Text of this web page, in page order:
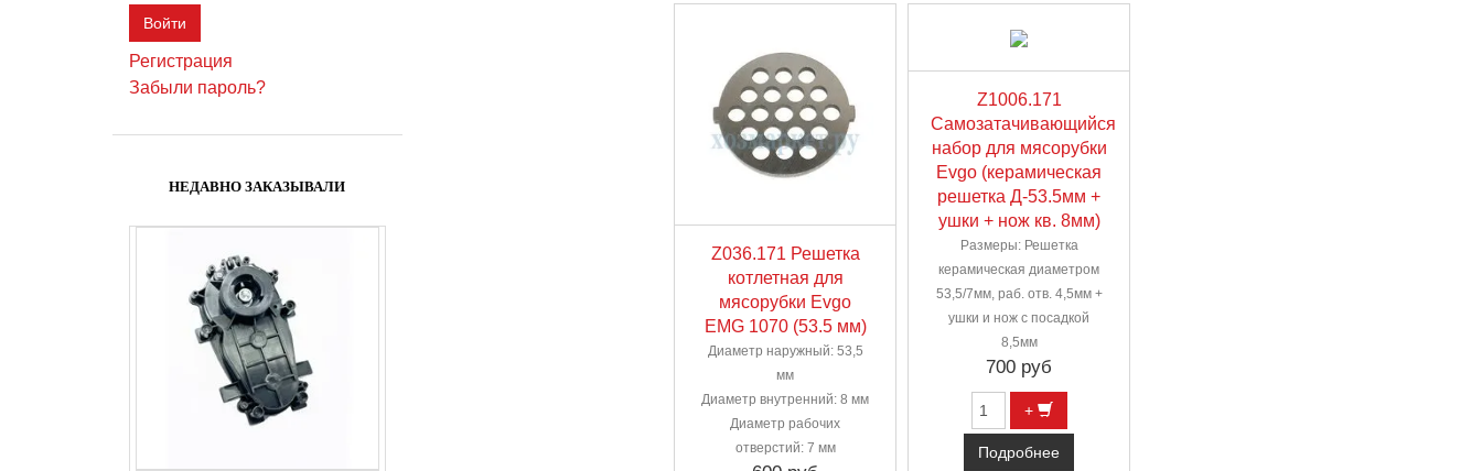
Z036.171 Решетка
котлетная для
мясорубки Evgo
EMG 1070 (53.5 мм)
Диаметр наружный: 53,5
мм
Диаметр внутренний: 8 мм
Диаметр рабочих
отверстий: 7 мм
Z1006.171
Самозатачивающийся
набор для мясорубки
Evgo (керамическая
решетка Д-53.5мм +
ушки + нож кв. 8мм)
Размеры: Решетка
керамическая диаметром
53,5/7мм, раб. отв. 4,5мм +
ушки и нож с посадкой
8,5мм
700 руб
+
Подробнее
Регистрация
Забыли пароль?
НЕДАВНО ЗАКАЗЫВАЛИ